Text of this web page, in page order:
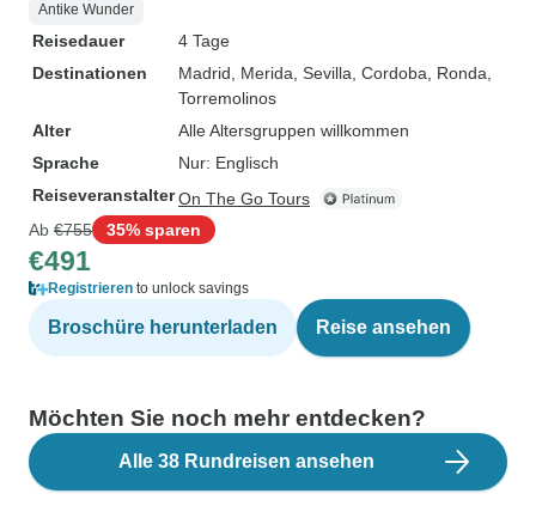
Antike Wunder
Reisedauer
4 Tage
Destinationen
Madrid , Merida , Sevilla , Cordoba , Ronda
Torremolinos
Alter
Alle Altersgruppen willkommen
Sprache
Nur: Englisch
ReiseveranstalterOn The Go Tours
Ab €755 35% sparen
€491
Registrieren to unlock savings
Broschüre herunterladen Reise ansehen
Möchten Sie noch mehr entdecken?
Alle 38 Rundreisen ansehen